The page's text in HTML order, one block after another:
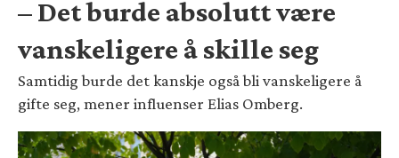
– Det burde absolutt være
vanskeligere å skille seg
Samtidig burde det kanskje også bli vanskeligere å
gifte seg, mener influenser Elias Omberg.